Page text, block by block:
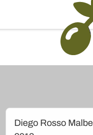
Diego Rosso